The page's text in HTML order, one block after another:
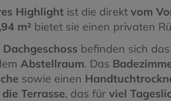
Highlight ist die direkt vom
m² bietet sie einen privaten
befinden sich das
Abstellraum. Das
sowie einen
Terrasse, das für viel